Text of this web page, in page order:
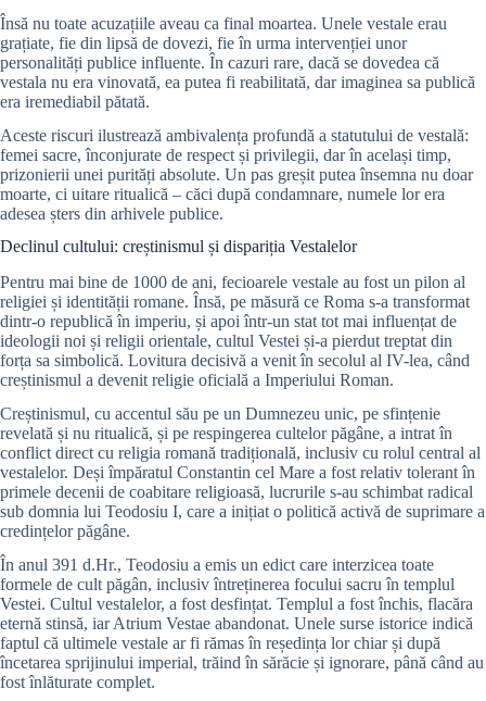
Însă nu toate acuzațiile aveau ca final moartea. Unele vestale erau
grațiate, fie din lipsă de dovezi, fie în urma intervenției unor
personalități publice influente. În cazuri rare, dacă se dovedea că
vestala nu era vinovată, ea putea fi reabilitată, dar imaginea sa publică
era iremediabil pătată.
Aceste riscuri ilustrează ambivalența profundă a statutului de vestală:
femei sacre, înconjurate de respect și privilegii, dar în același timp,
prizonierii unei purități absolute. Un pas greșit putea însemna nu doar
moarte, ci uitare ritualică – căci după condamnare, numele lor era
adesea șters din arhivele publice.
Declinul cultului: creștinismul și dispariția Vestalelor
Pentru mai bine de 1000 de ani, fecioarele vestale au fost un pilon al
religiei și identității romane. Însă, pe măsură ce Roma s-a transformat
dintr-o republică în imperiu, și apoi într-un stat tot mai influențat de
ideologii noi și religii orientale, cultul Vestei și-a pierdut treptat din
forța sa simbolică. Lovitura decisivă a venit în secolul al IV-lea, când
creștinismul a devenit religie oficială a Imperiului Roman.
Creștinismul, cu accentul său pe un Dumnezeu unic, pe sfințenie
revelată și nu ritualică, și pe respingerea cultelor păgâne, a intrat în
conflict direct cu religia romană tradițională, inclusiv cu rolul central al
vestalelor. Deși împăratul Constantin cel Mare a fost relativ tolerant în
primele decenii de coabitare religioasă, lucrurile s-au schimbat radical
sub domnia lui Teodosiu I, care a inițiat o politică activă de suprimare a
credințelor păgâne.
În anul 391 d.Hr., Teodosiu a emis un edict care interzicea toate
formele de cult păgân, inclusiv întreținerea focului sacru în templul
Vestei. Cultul vestalelor, a fost desfințat. Templul a fost închis, flacăra
eternă stinsă, iar Atrium Vestae abandonat. Unele surse istorice indică
faptul că ultimele vestale ar fi rămas în reședința lor chiar și după
încetarea sprijinului imperial, trăind în sărăcie și ignorare, până când au
fost înlăturate complet.